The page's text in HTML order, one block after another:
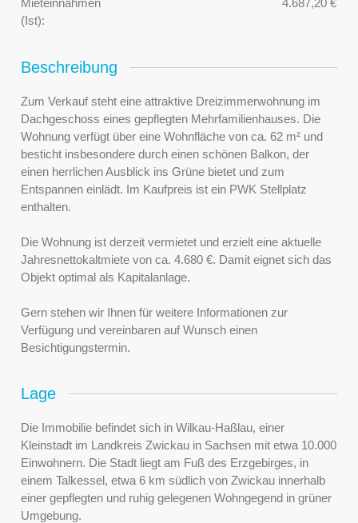
(Ist):
Beschreibung
Zum Verkauf steht eine attraktive Dreizimmerwohnung im
Dachgeschoss eines gepflegten Mehrfamilienhauses. Die
Wohnung verfügt über eine Wohnfläche von ca. 62 m² und
besticht insbesondere durch einen schönen Balkon, der
einen herrlichen Ausblick ins Grüne bietet und zum
Entspannen einlädt. Im Kaufpreis ist ein PWK Stellplatz
enthalten.
Die Wohnung ist derzeit vermietet und erzielt eine aktuelle
Jahresnettokaltmiete von ca. 4.680 €. Damit eignet sich das
Objekt optimal als Kapitalanlage.
Gern stehen wir Ihnen für weitere Informationen zur
Verfügung und vereinbaren auf Wunsch einen
Besichtigungstermin.
Lage
Die Immobilie befindet sich in Wilkau-Haßlau, einer
Kleinstadt im Landkreis Zwickau in Sachsen mit etwa 10.000
Einwohnern. Die Stadt liegt am Fuß des Erzgebirges, in
einem Talkessel, etwa 6 km südlich von Zwickau innerhalb
einer gepflegten und ruhig gelegenen Wohngegend in grüner
Umgebung.